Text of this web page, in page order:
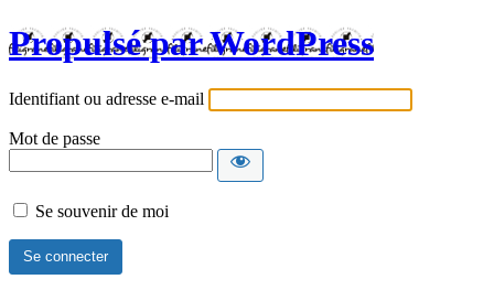
Propulsé par WordPress
Identifiant ou adresse e-mail
Mot de passe
Se souvenir de moi